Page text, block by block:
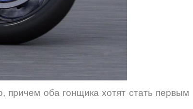
оба гонщика хотят стать первым